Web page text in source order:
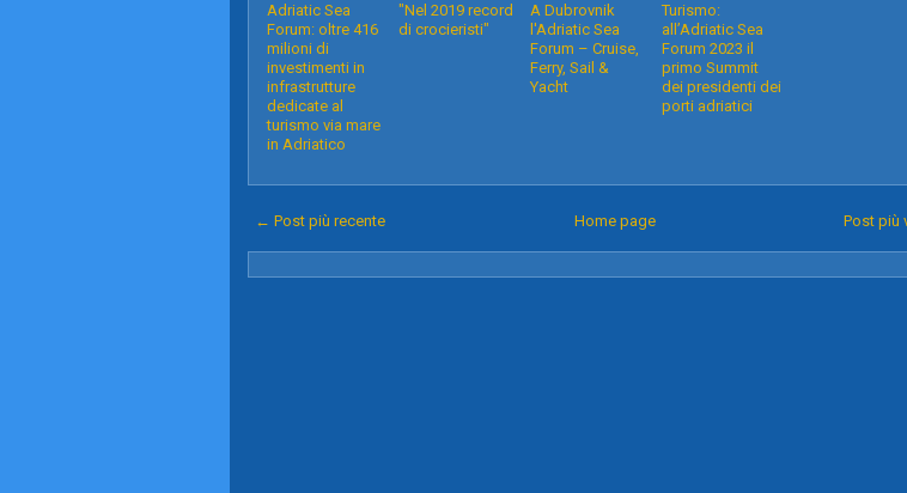
Adriatic Sea
Forum: oltre 416
milioni di
investimenti in
infrastrutture
dedicate al
turismo via mare
in Adriatico
"Nel 2019 record
di crocieristi"
A Dubrovnik
l'Adriatic Sea
Forum – Cruise,
Ferry, Sail &
Yacht
Turismo:
all’Adriatic Sea
Forum 2023 il
primo Summit
dei presidenti dei
porti adriatici
← Post più recente Post più
Home page